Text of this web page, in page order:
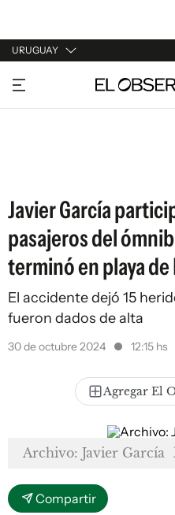
URUGUAY
URUGUAY
ARGENTINA
Javier García
pasajeros del
terminó en playa
El accidente dejó 15
fueron dados de alta
30 de octubre 2024 12:15 hs
Agregar El
Archivo: Javier García
Compartir